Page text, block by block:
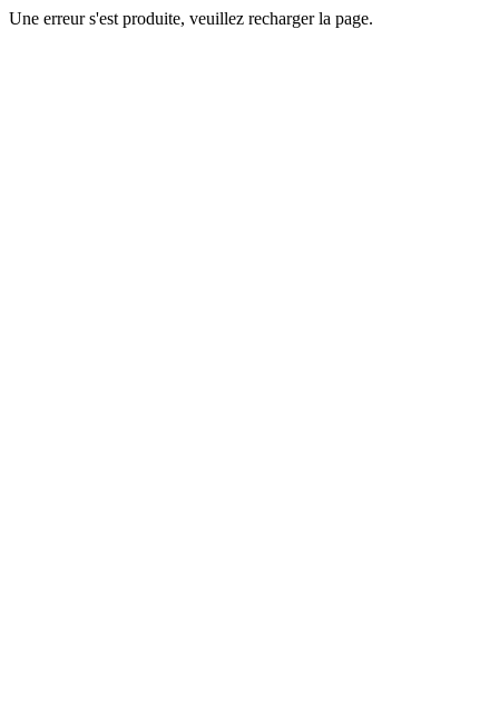
Une erreur s'est produite, veuillez recharger la page.